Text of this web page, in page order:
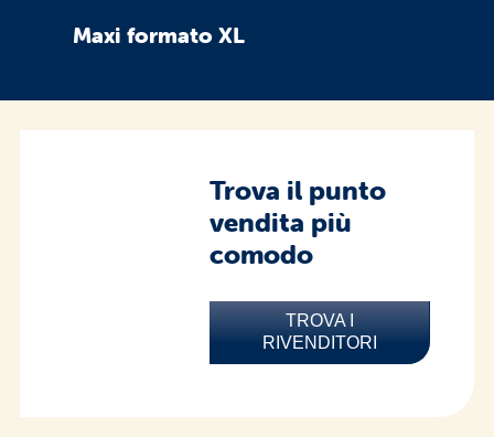
Maxi formato XL
Trova il punto
vendita più
comodo
TROVA I
RIVENDITORI